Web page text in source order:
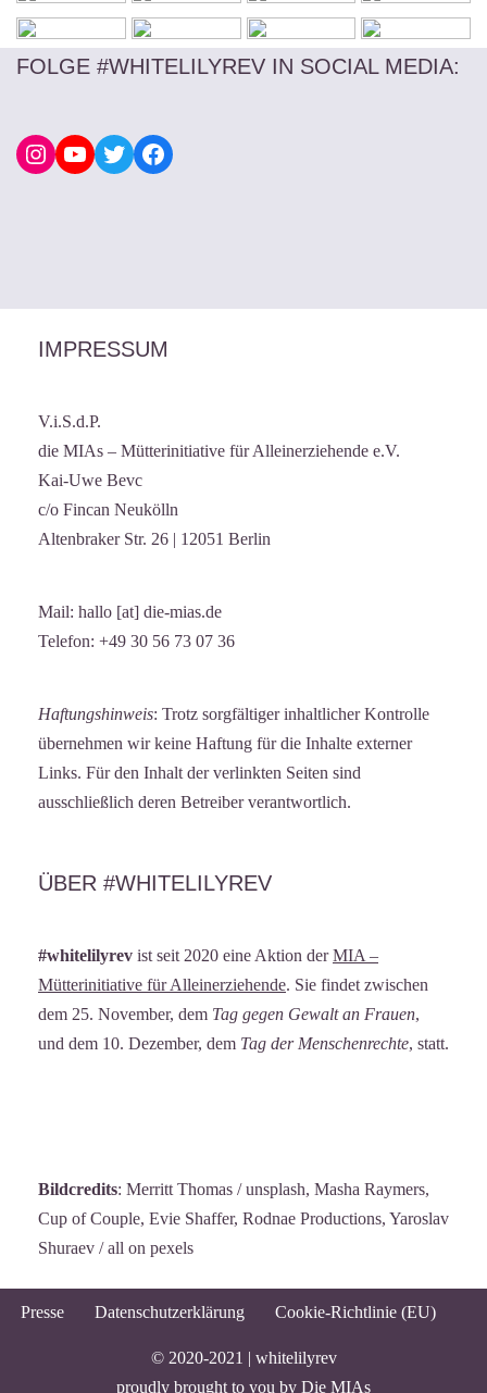
FOLGE #WHITELILYREV IN SOCIAL MEDIA:
IMPRESSUM
V.i.S.d.P.
die MIAs – Mütterinitiative für Alleinerziehende e.V.
Kai-Uwe Bevc
c/o Fincan Neukölln
Altenbraker Str. 26 | 12051 Berlin
Mail: hallo [at] die-mias.de
Telefon: +49 30 56 73 07 36
Haftungshinweis: Trotz sorgfältiger inhaltlicher Kontrolle
übernehmen wir keine Haftung für die Inhalte externer
Links. Für den Inhalt der verlinkten Seiten sind
ausschließlich deren Betreiber verantwortlich.
ÜBER #WHITELILYREV
#whitelilyrev ist seit 2020 eine Aktion derMIA –
Mütterinitiative für Alleinerziehende. Sie findet zwischen
dem 25. November, dem Tag gegen Gewalt an Frauen,
und dem 10. Dezember, dem Tag der Menschenrechte, statt.
Bildcredits: Merritt Thomas / unsplash, Masha Raymers,
Cup of Couple, Evie Shaffer, Rodnae Productions, Yaroslav
Shuraev / all on pexels
Presse Datenschutzerklärung Cookie-Richtlinie (EU)
© 2020-2021 | whitelilyrev
proudly brought to you by Die MIAs